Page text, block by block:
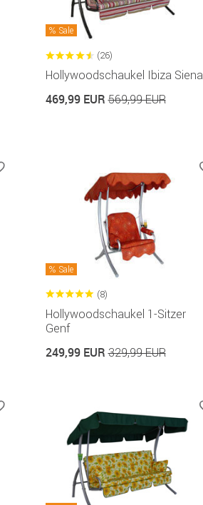
Sale
(26)
Hollywoodschaukel Ibiza Siena
469,99 EUR569,99 EUR
Sale
(8)
Hollywoodschaukel 1-Sitzer
Genf
249,99 EUR329,99 EUR